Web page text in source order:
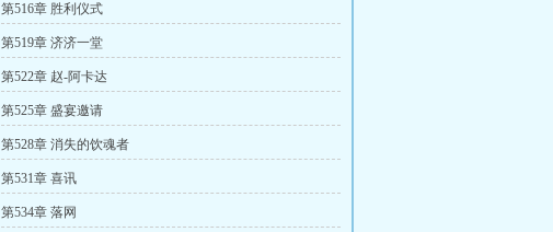
第516章 胜利仪式
第519章 济济一堂
第522章 赵-阿卡达
第525章 盛宴邀请
第528章 消失的饮魂者
第531章 喜讯
第534章 落网